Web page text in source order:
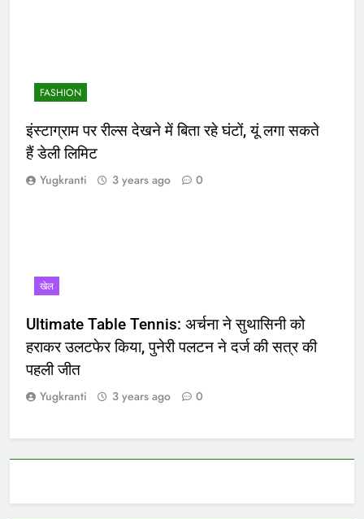
FASHION
इंस्टाग्राम पर रील्स देखने में बिता रहे घंटों, यूं लगा सकते
हैं डेली लिमिट
Yugkranti 3 years ago 0
खेल
Ultimate Table Tennis: अर्चना ने सुथासिनी को
हराकर उलटफेर किया, पुनेरी पलटन ने दर्ज की सत्र की
पहली जीत
Yugkranti 3 years ago 0